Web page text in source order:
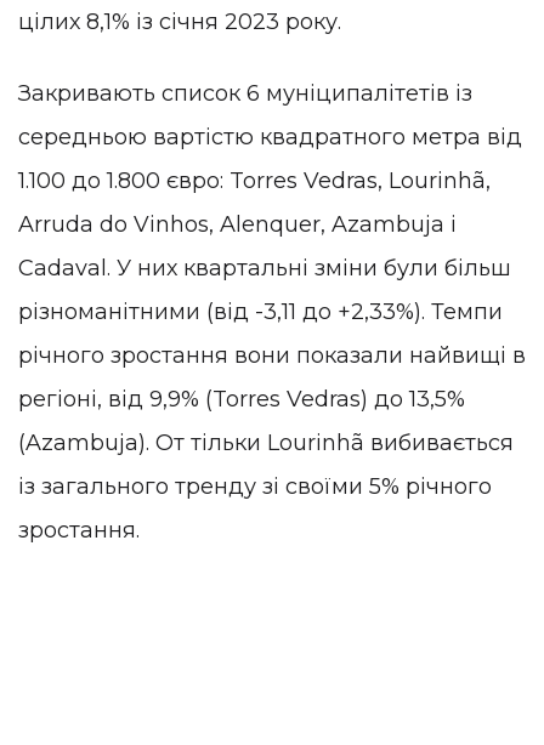
цілих 8,1% із січня 2023 року.
Закривають список 6 муніципалітетів із
середньою вартістю квадратного метра від
1.100 до 1.800 євро: Torres Vedras, Lourinhã,
Arruda do Vinhos, Alenquer, Azambuja і
Cadaval. У них квартальні зміни були більш
різноманітними (від -3,11 до +2,33%). Темпи
річного зростання вони показали найвищі в
регіоні, від 9,9% (Torres Vedras) до 13,5%
(Azambuja). От тільки Lourinhã вибивається
із загального тренду зі своїми 5% річного
зростання.